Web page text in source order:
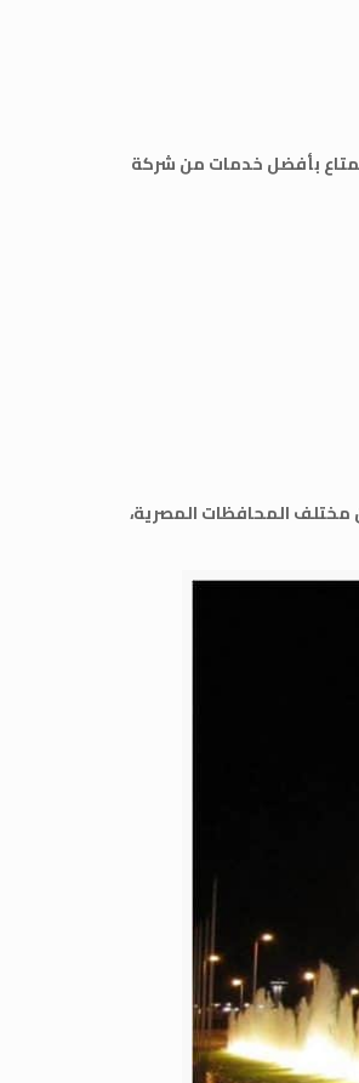
بأفضل خدمات من شركة
مختلف المحافظات المصرية،